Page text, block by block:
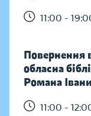
11:00 -
Повернення
обласна
Романа
11:00 -